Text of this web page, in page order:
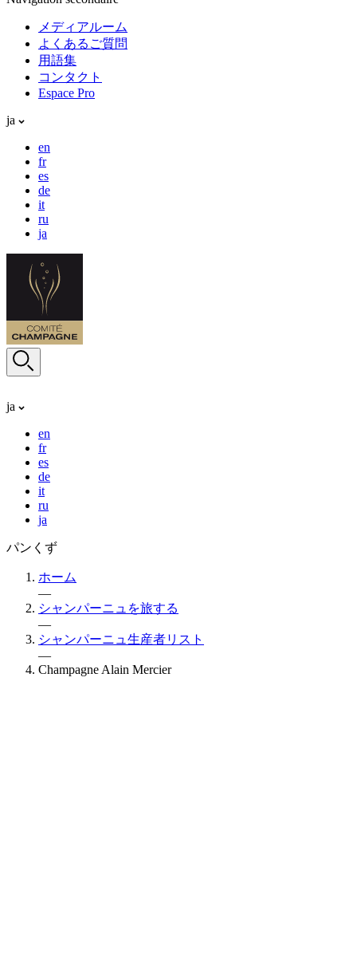
メディアルーム
よくあるご質問
用語集
コンタクト
Espace Pro
ja
en
fr
es
de
it
ru
ja
ja
en
fr
es
de
it
ru
ja
パンくず
ホーム
—
シャンパーニュを旅する
—
シャンパーニュ生産者リスト
—
Champagne Alain Mercier